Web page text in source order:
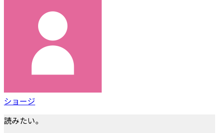
ショージ
読みたい。